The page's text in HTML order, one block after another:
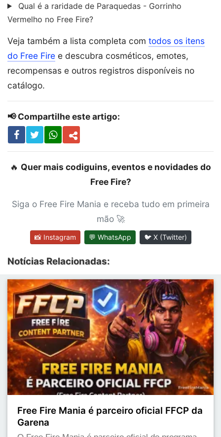
Qual é a raridade de Paraquedas - Gorrinho
Vermelho no Free Fire?
Veja também a lista completa com todos os itens
do Free Fire e descubra cosméticos, emotes,
recompensas e outros registros disponíveis no
catálogo.
📢 Compartilhe este artigo:
🔥 Quer mais codiguins, eventos e novidades do
Free Fire?
Siga o Free Fire Mania e receba tudo em primeira
mão 🚀
📸 Instagram 💬 WhatsApp 🐦 X (Twitter)
Notícias Relacionadas:
Free Fire Mania é parceiro oficial FFCP da
Garena